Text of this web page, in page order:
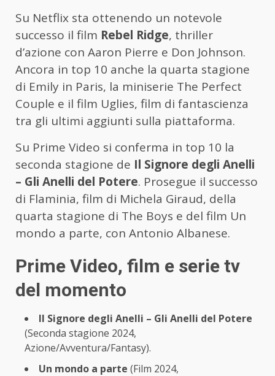
Su Netflix sta ottenendo un notevole
successo il film Rebel Ridge, thriller
d’azione con Aaron Pierre e Don Johnson.
Ancora in top 10 anche la quarta stagione
di Emily in Paris, la miniserie The Perfect
Couple e il film Uglies, film di fantascienza
tra gli ultimi aggiunti sulla piattaforma.
Su Prime Video si conferma in top 10 la
seconda stagione de Il Signore degli Anelli
– Gli Anelli del Potere. Prosegue il successo
di Flaminia, film di Michela Giraud, della
quarta stagione di The Boys e del film Un
mondo a parte, con Antonio Albanese.
Prime Video, film e serie tv
del momento
Il Signore degli Anelli – Gli Anelli del Potere
(Seconda stagione 2024,
Azione/Avventura/Fantasy).
Un mondo a parte (Film 2024,